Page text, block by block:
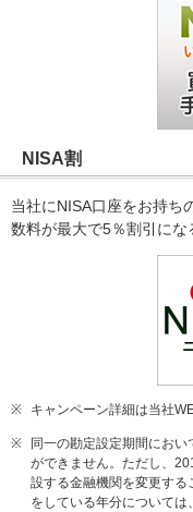
NISA割
当社にNISA口座をお持ち
数料が最大で5％割引にな
※ キャンペーン詳細は当社
※
同一の勘定設定期間におい
ができません。ただし、
設する金融機関を変更す
をしている年分について